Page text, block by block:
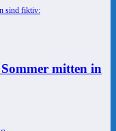
sind fiktiv:
mitten in